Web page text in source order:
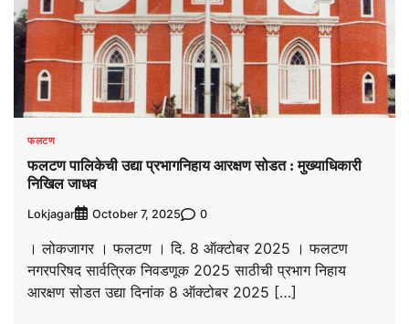
फलटण
फलटण पालिकेची उद्या प्रभागनिहाय आरक्षण सोडत : मुख्याधिकारी
निखिल जाधव
Lokjagar October 7, 2025 0
। लोकजागर । फलटण । दि. 8 ऑक्टोबर 2025 । फलटण
नगरपरिषद सार्वत्रिक निवडणूक 2025 साठीची प्रभाग निहाय
आरक्षण सोडत उद्या दिनांक 8 ऑक्टोबर 2025 […]